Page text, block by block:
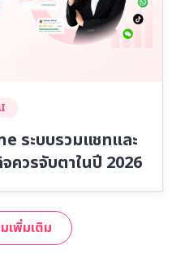
ระบบรวมแชทและ
วรจับตาในปี 2026
เพิ่มเติม